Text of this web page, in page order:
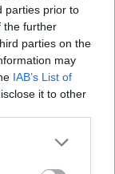
parties prior to
the further
parties on the
may
IAB’s List of
it to other
dilettantistico
2021
Masia, Pinna e